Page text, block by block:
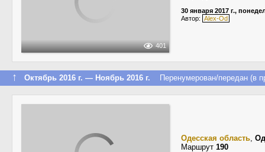
401
30 января 2017 г.,
Автор: Alex-Od
↑ Октябрь 2016 г. — Ноябрь 2016 г. Перенумерован/передан (в
Одесская область,
Маршрут 190